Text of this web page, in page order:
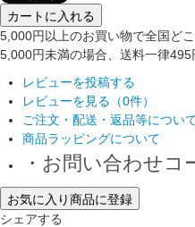
カートに入れる
5,000円以上のお買い物で全国ど
5,000円未満の場合、送料一律495
レビューを投稿する
レビューを見る（0件）
ご注文・配送・返品等につい
商品ラッピングについて
・お問い合わせコ
お気に入り商品に登録
シェアする